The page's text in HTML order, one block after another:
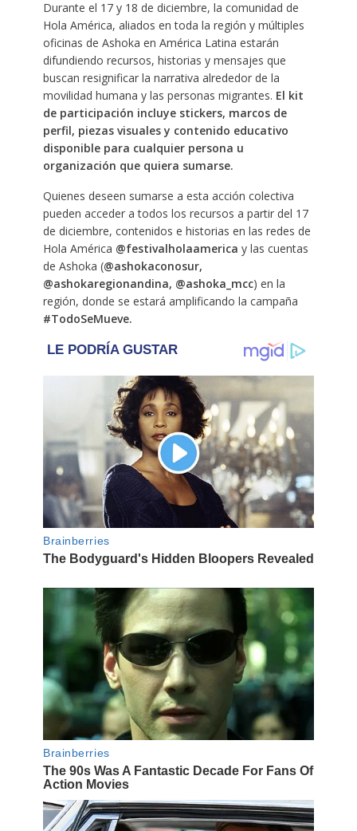
Durante el 17 y 18 de diciembre, la comunidad de
Hola América, aliados en toda la región y múltiples
oficinas de Ashoka en América Latina estarán
difundiendo recursos, historias y mensajes que
buscan resignificar la narrativa alrededor de la
movilidad humana y las personas migrantes. El kit
de participación incluye stickers, marcos de
perfil, piezas visuales y contenido educativo
disponible para cualquier persona u
organización que quiera sumarse.
Quienes deseen sumarse a esta acción colectiva
pueden acceder a todos los recursos a partir del 17
de diciembre, contenidos e historias en las redes de
Hola América @festivalholaamerica y las cuentas
de Ashoka (@ashokaconosur,
@ashokaregionandina, @ashoka_mcc) en la
región, donde se estará amplificando la campaña
#TodoSeMueve.